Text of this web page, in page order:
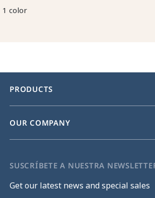
1 color
PRODUCTS
OUR COMPANY
SUSCRÍBETE A NUESTRA
Get our latest news and special sales